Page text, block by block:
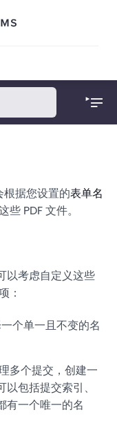
据您设置的表单名
PDF 文件。
以考虑自定义这些
：
个单一且不变的名
多个提交，创建一
包括提交索引、
有一个唯一的名